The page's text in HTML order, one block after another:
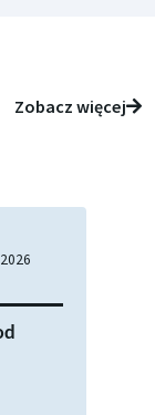
Zobacz więcej
2026